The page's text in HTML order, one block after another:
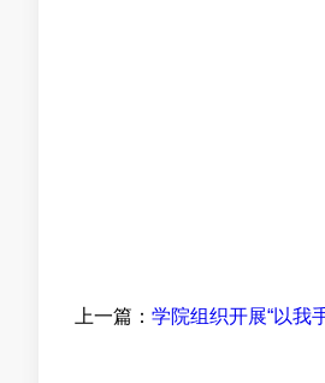
上一篇： 学院组织开展“以我